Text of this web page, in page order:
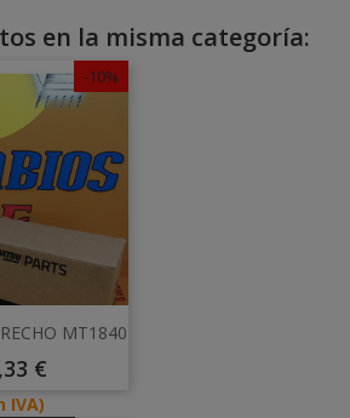
en la misma categoría:
-10%
MT1840
€
IVA)